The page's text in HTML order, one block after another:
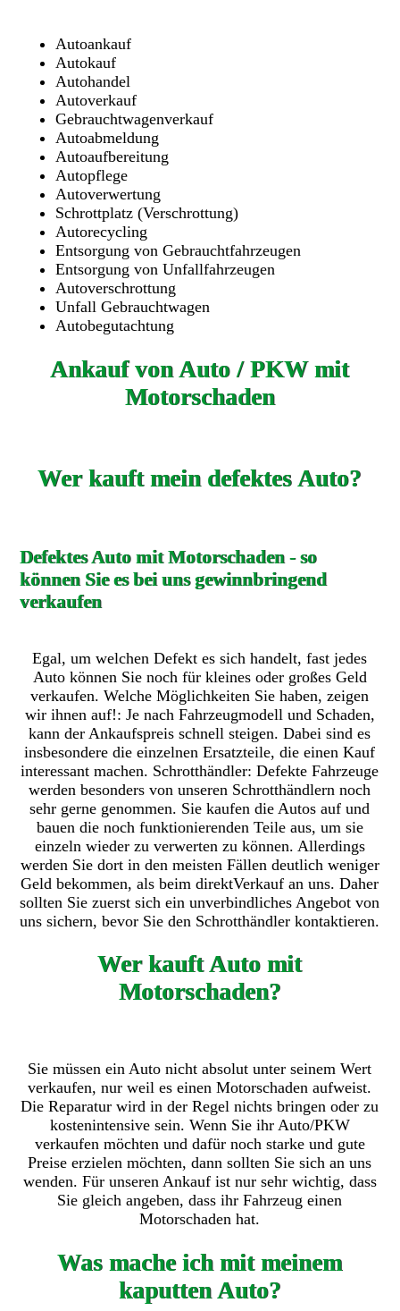
Autoankauf
Autokauf
Autohandel
Autoverkauf
Gebrauchtwagenverkauf
Autoabmeldung
Autoaufbereitung
Autopflege
Autoverwertung
Schrottplatz (Verschrottung)
Autorecycling
Entsorgung von Gebrauchtfahrzeugen
Entsorgung von Unfallfahrzeugen
Autoverschrottung
Unfall Gebrauchtwagen
Autobegutachtung
Ankauf von Auto / PKW mit
Motorschaden
Wer kauft mein defektes Auto?
Defektes Auto mit Motorschaden - so
können Sie es bei uns gewinnbringend
verkaufen
Egal, um welchen Defekt es sich handelt, fast jedes
Auto können Sie noch für kleines oder großes Geld
verkaufen. Welche Möglichkeiten Sie haben, zeigen
wir ihnen auf!: Je nach Fahrzeugmodell und Schaden,
kann der Ankaufspreis schnell steigen. Dabei sind es
insbesondere die einzelnen Ersatzteile, die einen Kauf
interessant machen. Schrotthändler: Defekte Fahrzeuge
werden besonders von unseren Schrotthändlern noch
sehr gerne genommen. Sie kaufen die Autos auf und
bauen die noch funktionierenden Teile aus, um sie
einzeln wieder zu verwerten zu können. Allerdings
werden Sie dort in den meisten Fällen deutlich weniger
Geld bekommen, als beim direktVerkauf an uns. Daher
sollten Sie zuerst sich ein unverbindliches Angebot von
uns sichern, bevor Sie den Schrotthändler kontaktieren.
Wer kauft Auto mit
Motorschaden?
Sie müssen ein Auto nicht absolut unter seinem Wert
verkaufen, nur weil es einen Motorschaden aufweist.
Die Reparatur wird in der Regel nichts bringen oder zu
kostenintensive sein. Wenn Sie ihr Auto/PKW
verkaufen möchten und dafür noch starke und gute
Preise erzielen möchten, dann sollten Sie sich an uns
wenden. Für unseren Ankauf ist nur sehr wichtig, dass
Sie gleich angeben, dass ihr Fahrzeug einen
Motorschaden hat.
Was mache ich mit meinem
kaputten Auto?